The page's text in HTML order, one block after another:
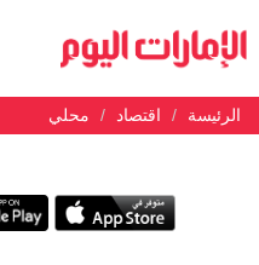
الرئيسة اقتصاد محلي